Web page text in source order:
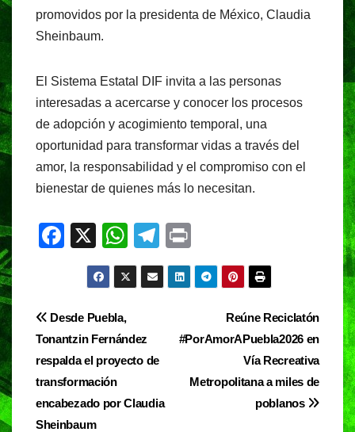
promovidos por la presidenta de México, Claudia
Sheinbaum.
El Sistema Estatal DIF invita a las personas
interesadas a acercarse y conocer los procesos
de adopción y acogimiento temporal, una
oportunidad para transformar vidas a través del
amor, la responsabilidad y el compromiso con el
bienestar de quienes más lo necesitan.
F
e
b
o
o
k
X
W
h
at
A
p
T
el
e
in
t
Navegación
de
entradas
Reúne Reciclatón
#PorAmorAPuebla2026 en
Vía Recreativa
Metropolitana a miles de
poblanos
Desde Puebla,
Tonantzin Fernández
respalda el proyecto de
transformación
encabezado por Claudia
Sheinbaum